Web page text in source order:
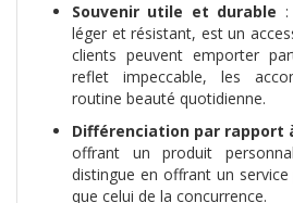
Souvenir utile et durable
léger et résistant, est un
clients peuvent emporter
reflet impeccable, les
routine beauté quotidienne.
Différenciation par rapport
offrant un produit
distingue en offrant un
que celui de la concurrence.